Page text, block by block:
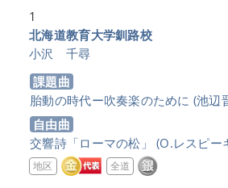
1
北海道教育大学釧路校
小沢 千尋
課題曲
胎動の時代ー吹奏楽のために (池辺
自由曲
交響詩「ローマの松」
(O.レスピー
地区 全道